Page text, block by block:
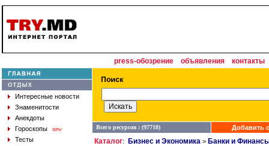
press-обозрение объявления контакты
Интересные новости
Знаменитости
Анекдоты
Гороскопы
new
Тесты
Всего ресурсов : (97718) Добавить
Каталог: Бизнес и Экономика > Банки и